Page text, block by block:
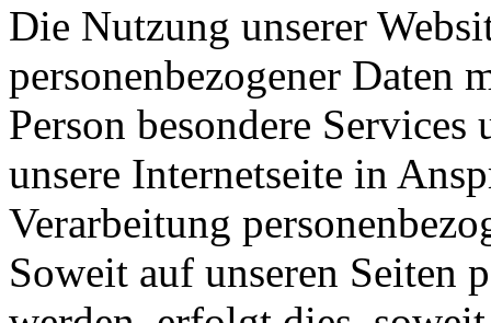
Die Nutzung unserer
personenbezogener Daten
Person besondere Services
unsere Internetseite in
Verarbeitung
Soweit auf unseren Seiten